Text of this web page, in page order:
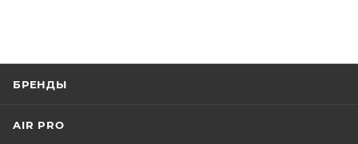
БРЕНДЫ
AIR PRO